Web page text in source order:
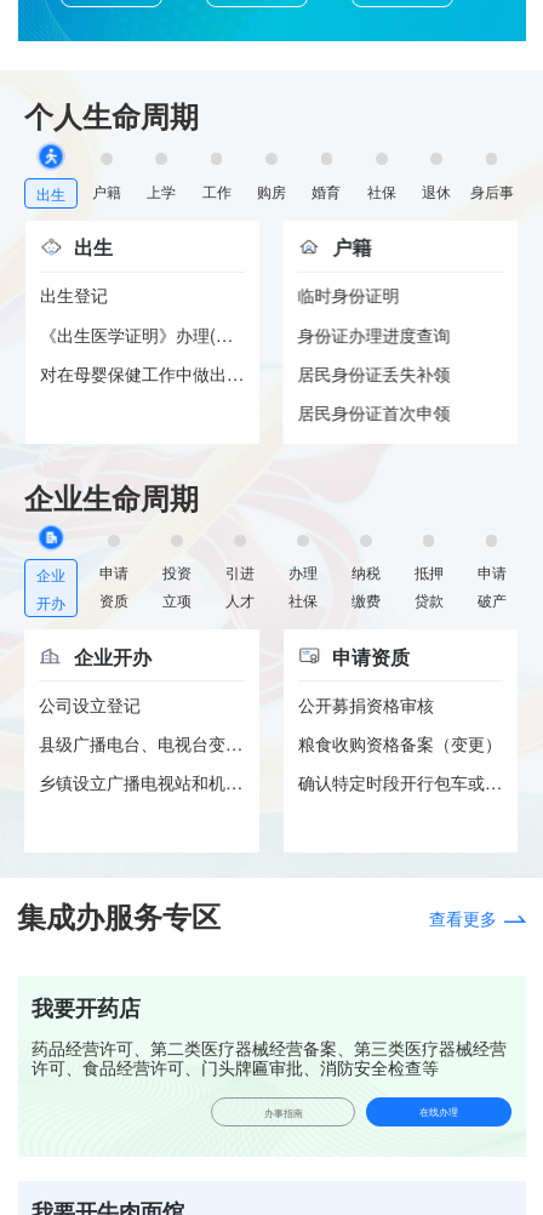
个人生命周期
出生 户籍 上学 工作 购房 婚育 社保 退休 身后事
出生
出生登记
《出生医学证明》办理(首签)
对在母婴保健工作中做出显著成...
户籍
临时身份证明
身份证办理进度查询
居民身份证丢失补领
居民身份证首次申领
企业生命周期
企业
开办
申请
资质
投资
立项
引进
人才
办理
社保
纳税
缴费
抵押
贷款
申请
破产
企业开办
公司设立登记
县级广播电台、电视台变更节目...
乡镇设立广播电视站和机关、部...
申请资质
公开募捐资格审核
粮食收购资格备案（变更）
确认特定时段开行包车或者加班...
集成办服务专区 查看更多
我要开药店
药品经营许可、第二类医疗器械经营备案、第三类医疗器械经营
许可、食品经营许可、门头牌匾审批、消防安全检查等
办事指南 在线办理